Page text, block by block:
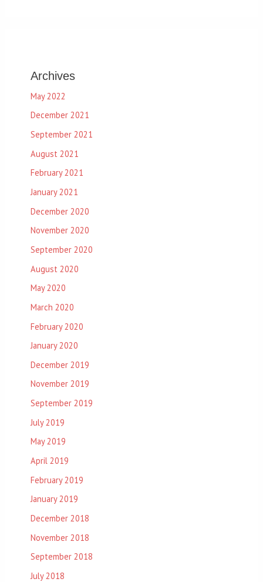
Archives
May 2022
December 2021
September 2021
August 2021
February 2021
January 2021
December 2020
November 2020
September 2020
August 2020
May 2020
March 2020
February 2020
January 2020
December 2019
November 2019
September 2019
July 2019
May 2019
April 2019
February 2019
January 2019
December 2018
November 2018
September 2018
July 2018